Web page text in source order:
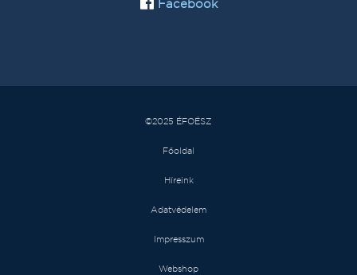
Facebook
©2025 ÉFOÉSZ
Főoldal
Híreink
Adatvédelem
Impresszum
Webshop